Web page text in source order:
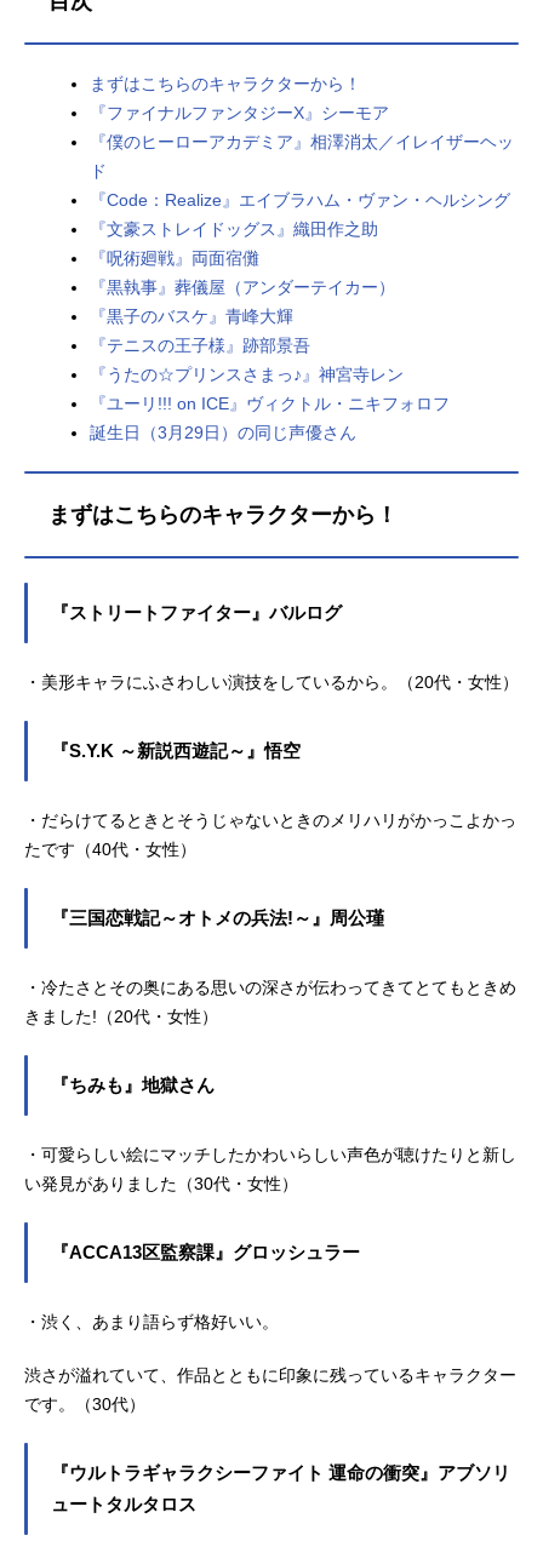
まずはこちらのキャラクターから！
『ファイナルファンタジーX』シーモア
『僕のヒーローアカデミア』相澤消太／イレイザーヘッ
ド
『Code：Realize』エイブラハム・ヴァン・ヘルシング
『文豪ストレイドッグス』織田作之助
『呪術廻戦』両面宿儺
『黒執事』葬儀屋（アンダーテイカー）
『黒子のバスケ』青峰大輝
『テニスの王子様』跡部景吾
『うたの☆プリンスさまっ♪』神宮寺レン
『ユーリ!!! on ICE』ヴィクトル・ニキフォロフ
誕生日（3月29日）の同じ声優さん
まずはこちらのキャラクターから！
『ストリートファイター』バルログ
・美形キャラにふさわしい演技をしているから。（20代・女性）
『S.Y.K ～新説西遊記～』悟空
・だらけてるときとそうじゃないときのメリハリがかっこよかっ
たです（40代・女性）
『三国恋戦記～オトメの兵法!～』周公瑾
・冷たさとその奥にある思いの深さが伝わってきてとてもときめ
きました!（20代・女性）
『ちみも』地獄さん
・可愛らしい絵にマッチしたかわいらしい声色が聴けたりと新し
い発見がありました（30代・女性）
『ACCA13区監察課』グロッシュラー
・渋く、あまり語らず格好いい。
渋さが溢れていて、作品とともに印象に残っているキャラクター
です。（30代）
『ウルトラギャラクシーファイト 運命の衝突』アブソリ
ュートタルタロス